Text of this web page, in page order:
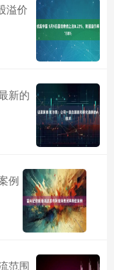
溢价
新的
例
范围